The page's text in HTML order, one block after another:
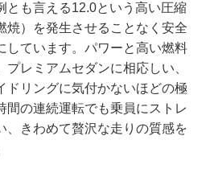
とも言える12.0という高い圧縮
焼）を発生させることなく安全
しています。パワーと高い燃料
レミアムセダンに相応しい、
ドリングに気付かないほどの極
間の連続運転でも乗員にストレ
、きわめて贅沢な走りの質感を